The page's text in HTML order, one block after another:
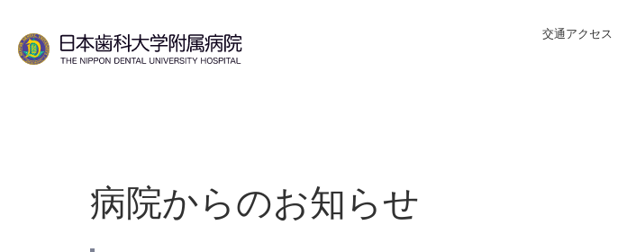
交通アクセス
病院からのお知らせ